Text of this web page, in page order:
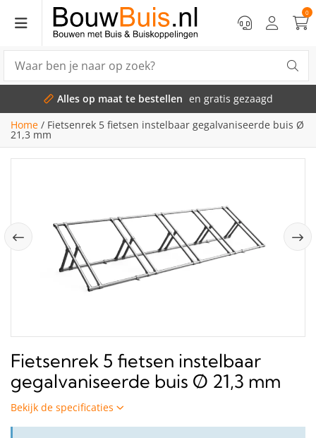
0
Alles op maat te bestellen en gratis gezaagd
Home / Fietsenrek 5 fietsen instelbaar gegalvaniseerde buis Ø
21,3 mm
Fietsenrek 5 fietsen instelbaar
gegalvaniseerde buis Ø 21,3 mm
Bekijk de specificaties